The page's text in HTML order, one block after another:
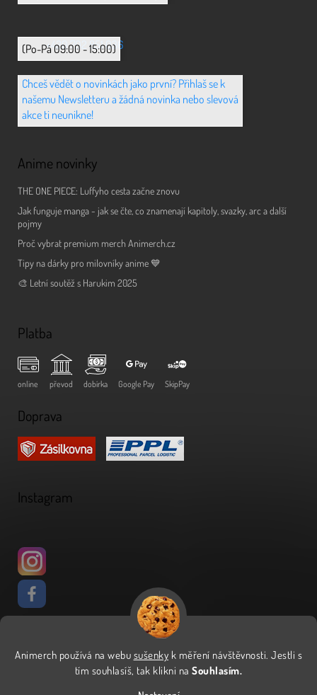
Animerch používá na webu sušenky k měření návštěvnosti. Jestli s
tím souhlasíš, tak klikni naSouhlasím.
+420 702 851 036
(Po-Pá 09:00 - 15:00)
Chceš vědět o novinkách jako první? Přihlaš se k
našemu Newsletteru a žádná novinka nebo slevová
akce ti neunikne!
Anime novinky
THE ONE PIECE: Luffyho cesta začne znovu
Jak funguje manga - jak se čte, co znamenají kapitoly, svazky, arc a další
pojmy
Proč vybrat premium merch Animerch.cz
Tipy na dárky pro milovníky anime 💙
🎨 Letní soutěž s Harukim 2025
Platba
online převod dobírka Google Pay SkipPay
Doprava
Instagram
Vytvořil Shoptet